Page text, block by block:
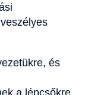
és
a lépcsőkre,